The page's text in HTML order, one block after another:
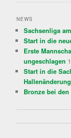
NEWS
Sachsenliga
Start in die
Erste
ungeschlagen
Start in die
Hallenänderung
Bronze bei